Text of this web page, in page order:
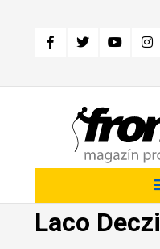
hlavnímu
Laco Deczi